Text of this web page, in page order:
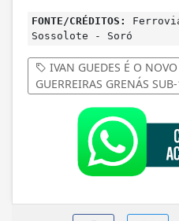
FONTE/CRÉDITOS:
Sossolote - Soró
IVAN GUEDES É O
GUERREIRAS GRENÁS